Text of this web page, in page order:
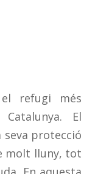
refugi més
El
seva protecció
molt lluny, tot